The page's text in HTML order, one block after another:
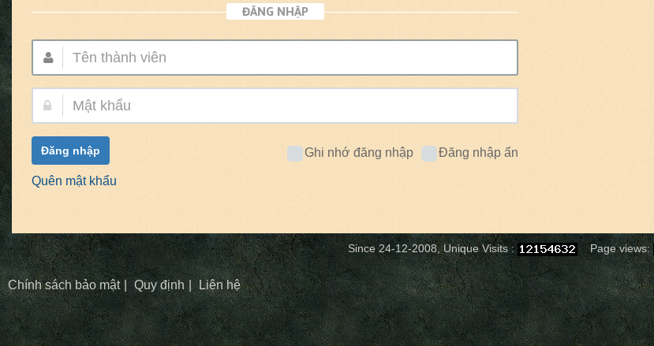
ĐĂNG NHẬP
thành
khẩu:
Ghi nhớ đăng nhập Đăng nhập ẩn
Đăng nhập
Quên mật khẩu
Since 24-12-2008, Unique Visits : Page views:
Chính sách bảo mật Quy định Liên hệ